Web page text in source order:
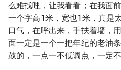
么难找哩，让我看看；在我面
一个字高1米，宽也1米，真是
口气，在呼出来，手扶着墙，
面一定是一个一把年纪的老油
鼓的，一点一不低调点，一定